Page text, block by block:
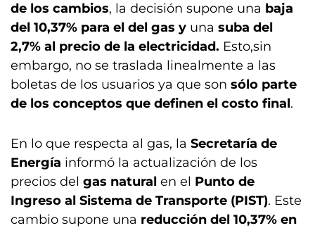
de los cambios, la decisión supone una baja
del 10,37% para el del gas y una suba del
2,7% al precio de la electricidad. Esto,sin
embargo, no se traslada linealmente a las
boletas de los usuarios ya que son sólo parte
de los conceptos que definen el costo final.
En lo que respecta al gas, la Secretaría de
Energía informó la actualización de los
precios del gas natural en el Punto de
Ingreso al Sistema de Transporte (PIST). Este
cambio supone una reducción del 10,37% en